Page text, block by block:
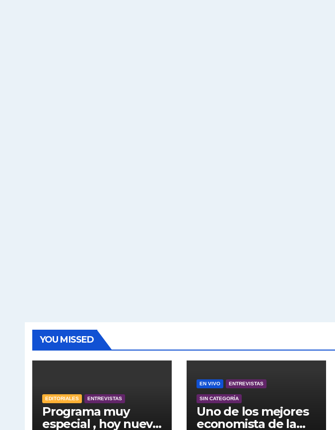
YOU MISSED
EDITORIALES ENTREVISTAS
Programa muy
especial , hoy nuevo
EN VIVO ENTREVISTAS
SIN CATEGORÍA
Uno de los mejores
economista de la